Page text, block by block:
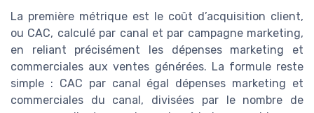
La première métrique est le coût d’acquisition client,
ou CAC, calculé par canal et par campagne marketing,
en reliant précisément les dépenses marketing et
commerciales aux ventes générées. La formule reste
simple : CAC par canal égal dépenses marketing et
commerciales du canal, divisées par le nombre de